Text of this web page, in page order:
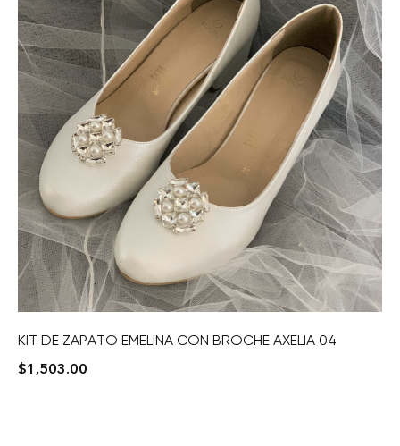
KIT DE ZAPATO EMELINA CON BROCHE AXELIA 04
$1,503.00